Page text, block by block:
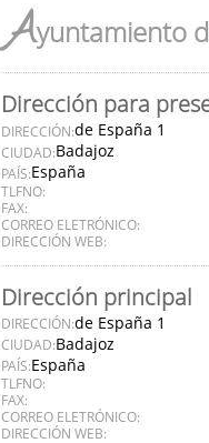
Ayuntamiento
Dirección para
DIRECCIÓN:de España 1
CIUDAD:Badajoz
PAÍS:España
TLFNO:
FAX:
CORREO ELETRÓNICO:
DIRECCIÓN WEB:
Dirección principal
DIRECCIÓN:de España 1
CIUDAD:Badajoz
PAÍS:España
TLFNO:
FAX:
CORREO ELETRÓNICO:
DIRECCIÓN WEB: